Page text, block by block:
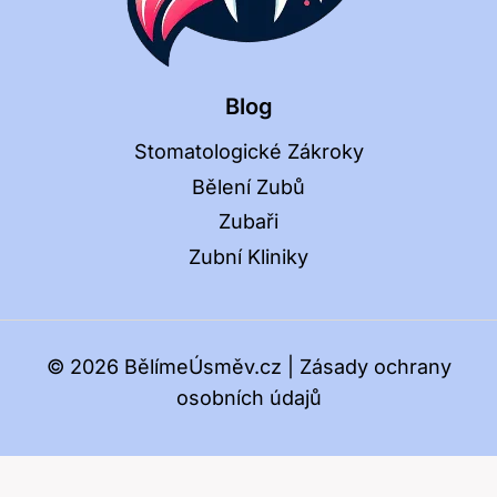
Blog
Stomatologické Zákroky
Bělení Zubů
Zubaři
Zubní Kliniky
© 2026 BělímeÚsměv.cz | Zásady ochrany
osobních údajů